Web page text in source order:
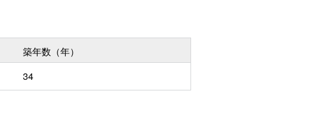
築年数（年）
34